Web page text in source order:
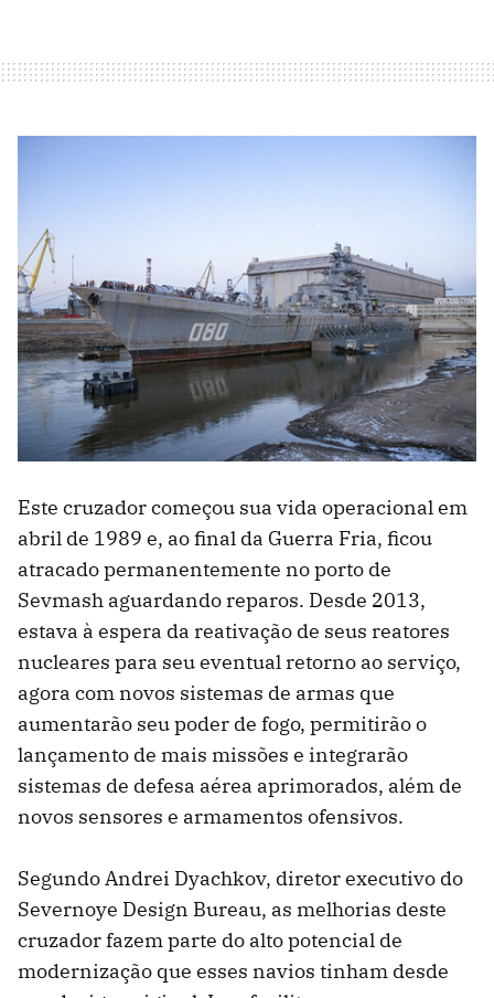
Este cruzador começou sua vida operacional em
abril de 1989 e, ao final da Guerra Fria, ficou
atracado permanentemente no porto de
Sevmash aguardando reparos. Desde 2013,
estava à espera da reativação de seus reatores
nucleares para seu eventual retorno ao serviço,
agora com novos sistemas de armas que
aumentarão seu poder de fogo, permitirão o
lançamento de mais missões e integrarão
sistemas de defesa aérea aprimorados, além de
novos sensores e armamentos ofensivos.
Segundo Andrei Dyachkov, diretor executivo do
Severnoye Design Bureau, as melhorias deste
cruzador fazem parte do alto potencial de
modernização que esses navios tinham desde